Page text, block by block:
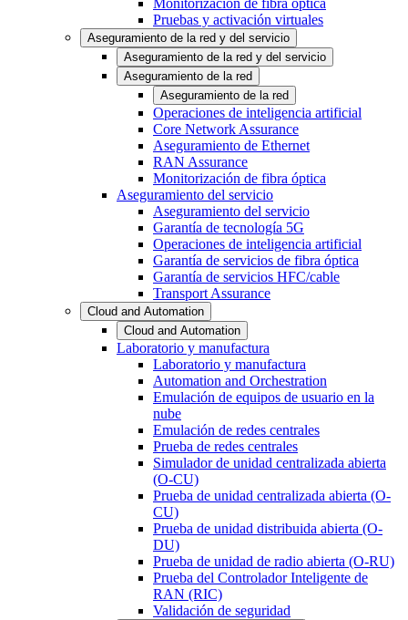
Monitorización de fibra óptica
Pruebas y activación virtuales
Aseguramiento de la red y del servicio
Aseguramiento de la red y del servicio
Aseguramiento de la red
Aseguramiento de la red
Operaciones de inteligencia artificial
Core Network Assurance
Aseguramiento de Ethernet
RAN Assurance
Monitorización de fibra óptica
Aseguramiento del servicio
Aseguramiento del servicio
Garantía de tecnología 5G
Operaciones de inteligencia artificial
Garantía de servicios de fibra óptica
Garantía de servicios HFC/cable
Transport Assurance
Cloud and Automation
Cloud and Automation
Laboratorio y manufactura
Laboratorio y manufactura
Automation and Orchestration
Emulación de equipos de usuario en la
nube
Emulación de redes centrales
Prueba de redes centrales
Simulador de unidad centralizada abierta
(O-CU)
Prueba de unidad centralizada abierta (O-
CU)
Prueba de unidad distribuida abierta (O-
DU)
Prueba de unidad de radio abierta (O-RU)
Prueba del Controlador Inteligente de
RAN (RIC)
Validación de seguridad